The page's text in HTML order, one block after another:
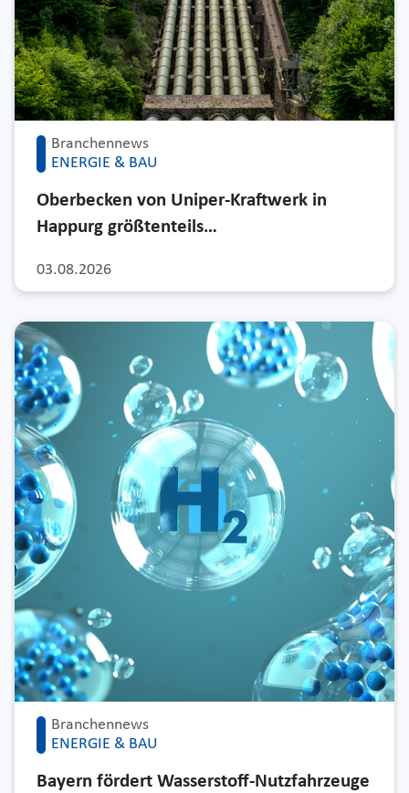
Branchennews
ENERGIE & BAU
03.08.2026
Oberbecken von Uniper-Kraftwerk in
Happurg größtenteils…
Branchennews
ENERGIE & BAU
Bayern fördert Wasserstoff-Nutzfahrzeuge